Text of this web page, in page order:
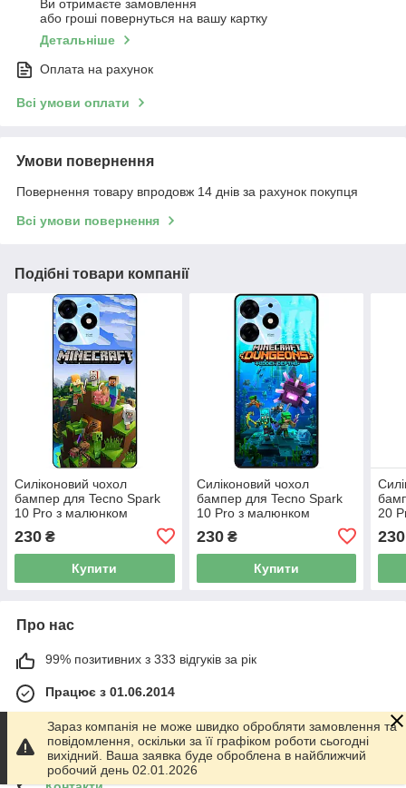
Ви отримаєте замовлення
або гроші повернуться на вашу картку
Детальніше
Оплата на рахунок
Всі умови оплати
Умови повернення
Повернення товару впродовж 14 днів за рахунок покупця
Всі умови повернення
Подібні товари компанії
Силіконовий чохол
бампер для Tecno Spark
10 Pro з малюнком
230 ₴
Купити
Силіконовий чохол
бампер для Tecno Spark
10 Pro з малюнком
230₴
Купити
20
230
Про нас
99% позитивних з 333 відгуків за рік
Працює з 01.06.2014
м. Харків
График работы 10.00-17.00. Суббота - Воскресенье
выходной!, Харків, Україна
Зараз компанія не може швидко обробляти замовлення та
повідомлення, оскільки за її графіком роботи сьогодні
вихідний. Ваша заявка буде оброблена в найближчий
робочий день 02.01.2026